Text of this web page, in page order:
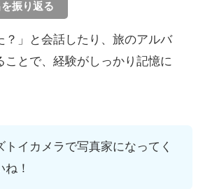
振り返る
？」と会話したり、旅のアルバ
ことで、経験がしっかり記憶に
トイカメラで写真家になってく
ね！